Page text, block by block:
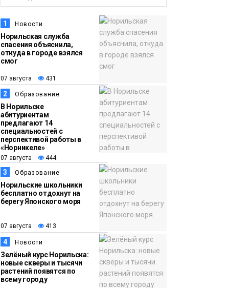
14:30
07 августа
Новости
Ленинский проспект
частично закроют в
связи с Днём
рождения «Башни»
13:59
07 августа
Новости
«Домик Хоббитов» и
«Самолёт в облаках»
появятся в Кайеркане
13:08
07 августа
Новости
Предстоящие
выходные в
Норильске будут
зябкими, пасмурными
и дождливыми
07 августа
Общество
Как в Норильске
помогают женщинам
из исправительного
центра
адаптироваться к
жизни
1 Новости
Норильская служба
спасения объяснила,
откуда в городе взялся
смог
07 августа 431
2 Образование
В Норильске
абитуриентам
предлагают 14
специальностей с
перспективой работы в
«Норникеле»
07 августа 444
3 Образование
Норильские школьники
бесплатно отдохнут на
берегу Японского моря
07 августа 413
4 Новости
Зелёный курс Норильска:
новые скверы и тысячи
растений появятся по
всему городу